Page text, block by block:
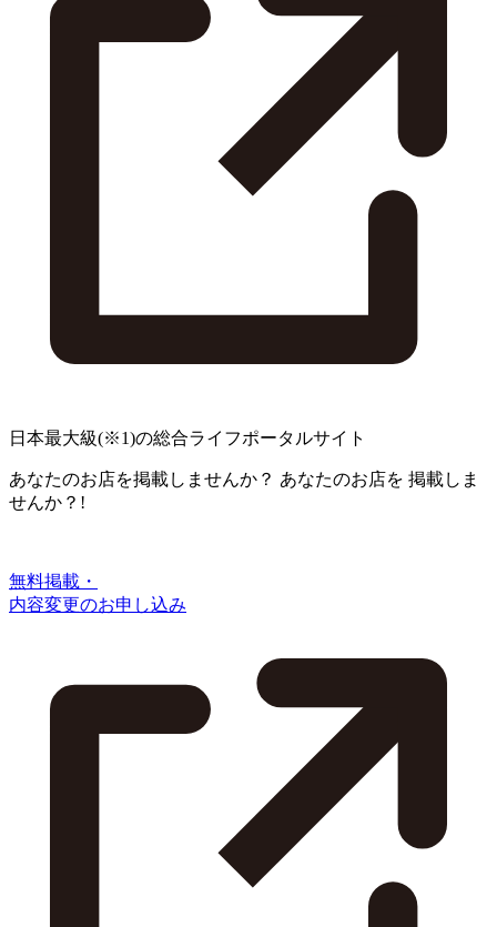
日本最大級(※1)の総合ライフポータルサイト
あなたのお店を掲載しませんか？ あなたのお店を 掲載しま
せんか？!
無料掲載・
内容変更のお申し込み